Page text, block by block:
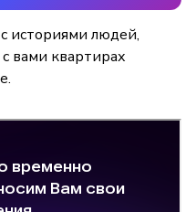
историями людей,
вами квартирах